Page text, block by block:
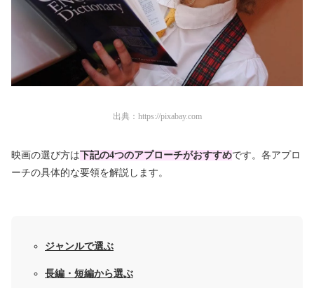
出典： https://pixabay.com
映画の選び方は下記の4つのアプローチがおすすめです。各アプロ
ーチの具体的な要領を解説します。
ジャンルで選ぶ
長編・短編から選ぶ